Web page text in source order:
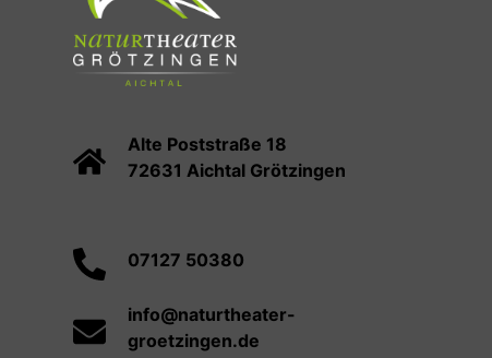
Alte Poststraße 18
72631 Aichtal Grötzingen
07127 50380
info@naturtheater-
groetzingen.de